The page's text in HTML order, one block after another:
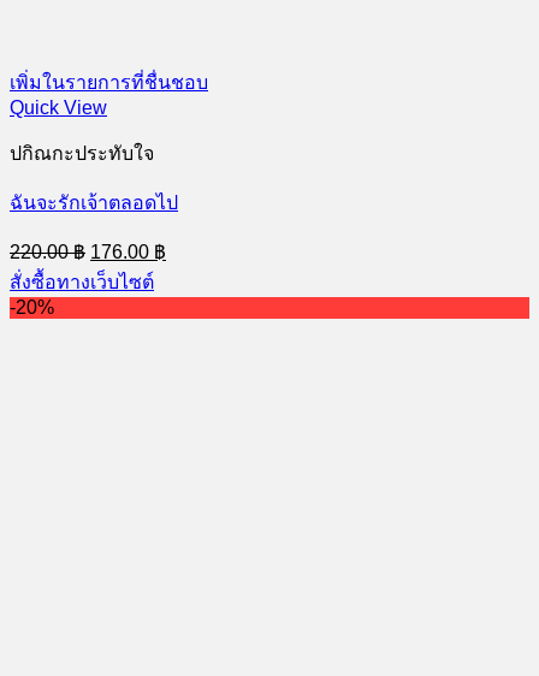
เพิ่มในรายการที่ชื่นชอบ
Quick View
ปกิณกะประทับใจ
ฉันจะรักเจ้าตลอดไป
220.00฿ Original
price
was:
220.00 ฿.
176.00 ฿
price
176.00 ฿.
สั่งซื้อทางเว็บไซต์
-20%